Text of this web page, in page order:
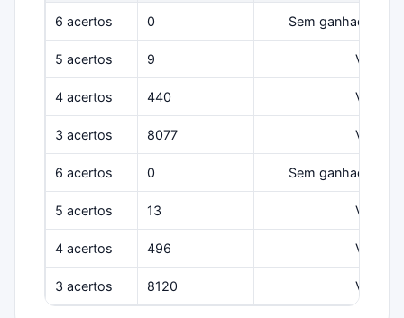
6 acertos 0 Sem ganhadores
5 acertos 9 Várias
4 acertos 440 Várias
3 acertos 8077 Várias
6 acertos 0 Sem ganhadores
5 acertos 13 Várias
4 acertos 496 Várias
3 acertos 8120 Várias